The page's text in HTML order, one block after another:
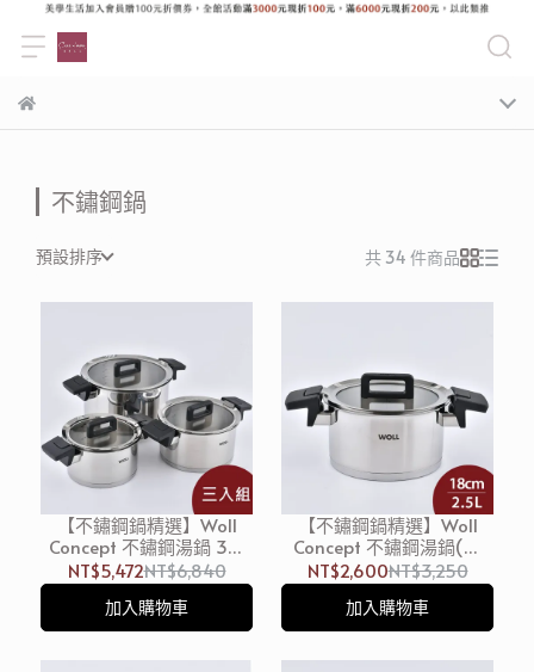
不鏽鋼鍋
預設排序 共 34 件商品
【不鏽鋼鍋精選】Woll
Concept 不鏽鋼湯鍋 3入
組 (18,20,24cm) 燉鍋 雙耳
鍋
NT$5,472NT$6,840
加入購物車
【不鏽鋼鍋精選】Woll
Concept 不鏽鋼湯鍋(含
蓋) 18cm 2.5L 燉鍋 雙耳鍋
(電磁爐 IH爐可用)
NT$2,600NT$3,250
加入購物車